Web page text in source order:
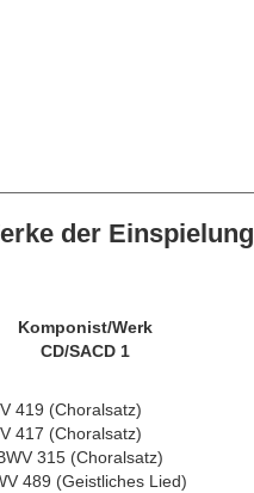
der Einspielung
Komponist/Werk
CD/SACD 1
419 (Choralsatz)
417 (Choralsatz)
315 (Choralsatz)
489 (Geistliches Lied)